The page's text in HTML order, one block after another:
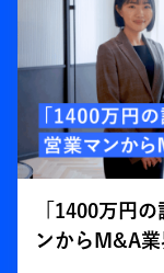
「1400万円
ンからM&A業